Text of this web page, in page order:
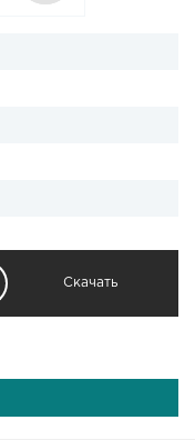
Скачать